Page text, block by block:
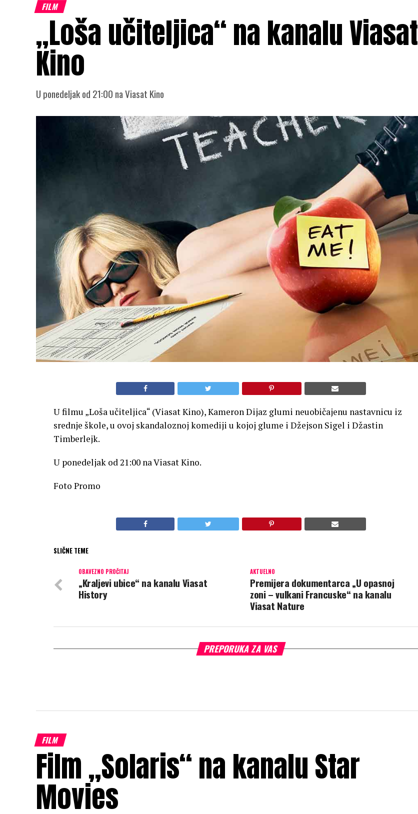
FILM
„Loša učiteljica“ na kanalu Viasat
Kino
U ponedeljak od 21:00 na Viasat Kino
U filmu „Loša učiteljica“ (Viasat Kino), Kameron Dijaz glumi neuobičajenu nastavnicu iz
srednje škole, u ovoj skandaloznoj komediji u kojoj glume i Džejson Sigel i Džastin
Timberlejk.
U ponedeljak od 21:00 na Viasat Kino.
Foto Promo
SLIČNE TEME
AKTUELNO
Premijera dokumentarca „U opasnoj
zoni – vulkani Francuske“ na kanalu
Viasat Nature
OBAVEZNO PROČITAJ
„Kraljevi ubice“ na kanalu Viasat
History
PREPORUKA ZA VAS
FILM
Film „Solaris“ na kanalu Star
Movies